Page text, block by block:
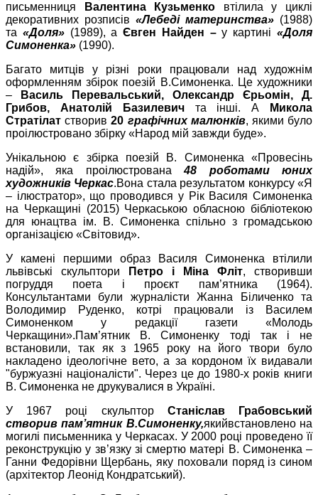
письменниця
Валентина Кузьменко втілила у циклі
декоративних розписів «Лебеді материнства» (1988)
та «Доля» (1989), аЄвген Найден –у картині «Доля
Симоненка» (1990).
Багато митців у різні роки працювали над художнім
оформленням збірок поезій В.Симоненка. Це художники
–
Василь Перевальський, Олександр Єрьомін, Д.
Грибов, Анатолій Базилевич та інші. А
Микола
Стратілатстворив20 графічних малюнків, якими було
проілюстровано збірку «Народ мій завжди буде».
Унікальною є збірка поезій В. Симоненка «Провесінь
надій», яка проілюстрована48 роботами юних
художників Черкас.Вона стала результатом конкурсу «Я
– ілюстратор», що проводився у Рік Василя Симоненка
на Черкащині (2015) Черкаською обласною бібліотекою
для юнацтва ім. В. Симоненка спільно з громадською
організацією «Світовид».
У камені першими образ Василя Симоненка втілили
львівські скульптори
Петро і Міна Фліт, створивши
погруддя поета і проєкт пам’ятника (1964).
Консультантами були журналісти Жанна Біличенко та
Володимир Руденко, котрі працювали із Василем
Симоненком у редакції газети «Молодь
Черкащини».Пам’ятник В. Симоненку тоді так і не
встановили, так як з 1965 року на його твори було
накладено ідеологічне вето, а за кордоном їх видавали
"буржуазні націоналісти". Через це до 1980-х років книги
В. Симоненка не друкувалися в Україні.
У 1967 році скульптор СтаніславГрабовський
створив пам’ятник В.Симоненку,якийвстановлено на
могилі письменника у Черкасах. У 2000 році проведено її
реконструкцію у зв’язку зі смертю матері В. Симоненка –
Ганни Федорівни Щербань, яку поховали поряд із сином
(архітектор Леонід Кондратський).